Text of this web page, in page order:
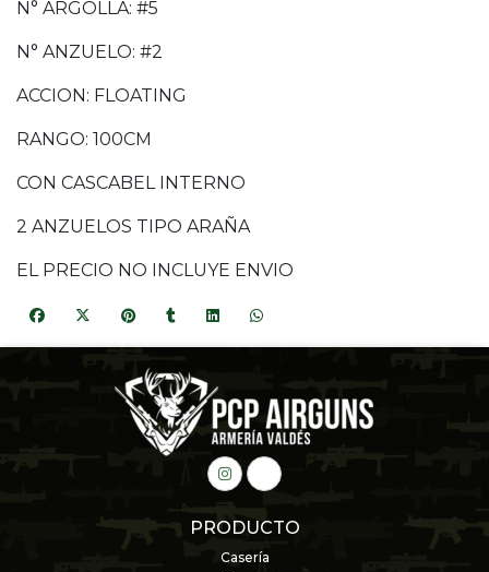
N° ARGOLLA: #5
N° ANZUELO: #2
ACCION: FLOATING
RANGO: 100CM
CON CASCABEL INTERNO
2 ANZUELOS TIPO ARAÑA
EL PRECIO NO INCLUYE ENVIO
PRODUCTO
Casería